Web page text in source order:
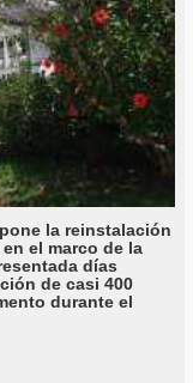
la reinstalación
el marco de la
días
de casi 400
durante el